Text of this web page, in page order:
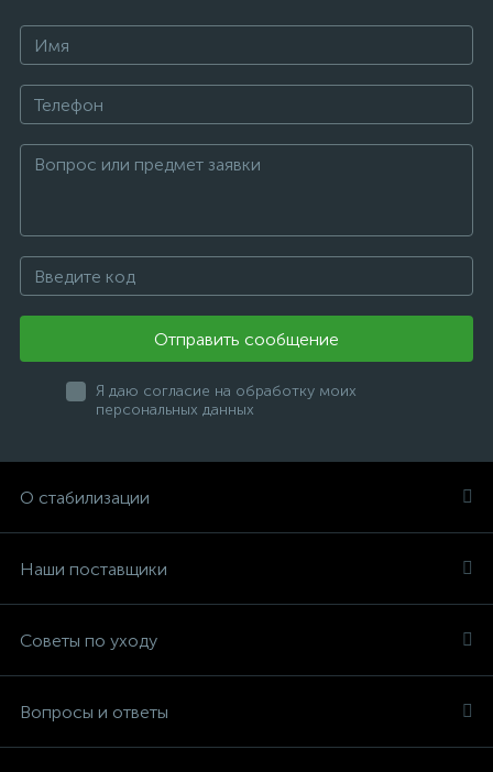
Отправить сообщение
Я даю согласие на обработку моих
персональных данных
О стабилизации
Наши поставщики
Советы по уходу
Вопросы и ответы